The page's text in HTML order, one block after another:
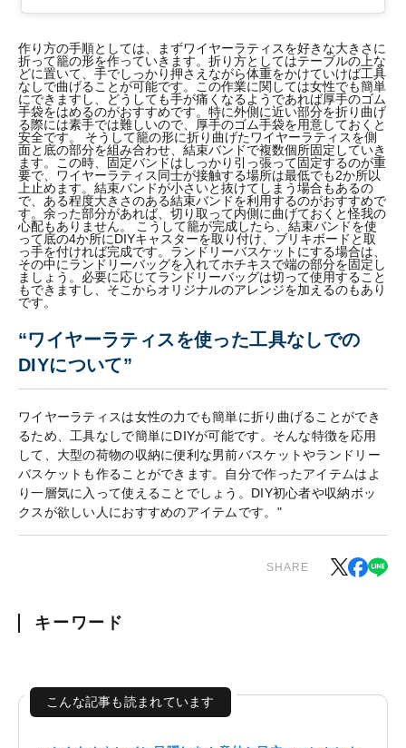
作り方の手順としては、まずワイヤーラティスを好きな大きさに
折って籠の形を作っていきます。折り方としてはテーブルの上な
どに置いて、手でしっかり押さえながら体重をかけていけば工具
なしで曲げることが可能です。この作業に関しては女性でも簡単
にできますし、どうしても手が痛くなるようであれば厚手のゴム
手袋をはめるのがおすすめです。特に外側に近い部分を折り曲げ
る際には素手では難しいので、厚手のゴム手袋を用意しておくと
安全です。 そうして籠の形に折り曲げたワイヤーラティスを側
面と底の部分を組み合わせ、結束バンドで複数個所固定していき
ます。この時、固定バンドはしっかり引っ張って固定するのが重
要で、ワイヤーラティス同士が接触する場所は最低でも2か所以
上止めます。結束バンドが小さいと抜けてしまう場合もあるの
で、ある程度大きさのある結束バンドを利用するのがおすすめで
す。余った部分があれば、切り取って内側に曲げておくと怪我の
心配もありません。 こうして籠が完成したら、結束バンドを使
って底の4か所にDIYキャスターを取り付け、ブリキボードと取
っ手を付ければ完成です。ランドリーバスケットにする場合は、
その中にランドリーバッグを入れてホチキスで端の部分を固定し
ましょう。必要に応じてランドリーバッグは切って使用すること
もできますし、そこからオリジナルのアレンジを加えるのもあり
です。
“ワイヤーラティスを使った工具なしでの
DIYについて”
ワイヤーラティスは女性の力でも簡単に折り曲げることができ
るため、工具なしで簡単にDIYが可能です。そんな特徴を応用
して、大型の荷物の収納に便利な男前バスケットやランドリー
バスケットも作ることができます。自分で作ったアイテムはよ
り一層気に入って使えることでしょう。DIY初心者や収納ボッ
クスが欲しい人におすすめのアイテムです。"
SHARE
キーワード
こんな記事も読まれています